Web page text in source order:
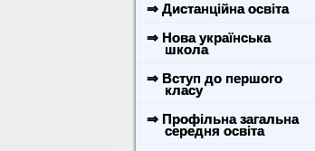
⇒ Дистанційна освіта
⇒ Нова українська
школа
⇒ Вступ до першого
класу
⇒ Профільна загальна
середня освіта